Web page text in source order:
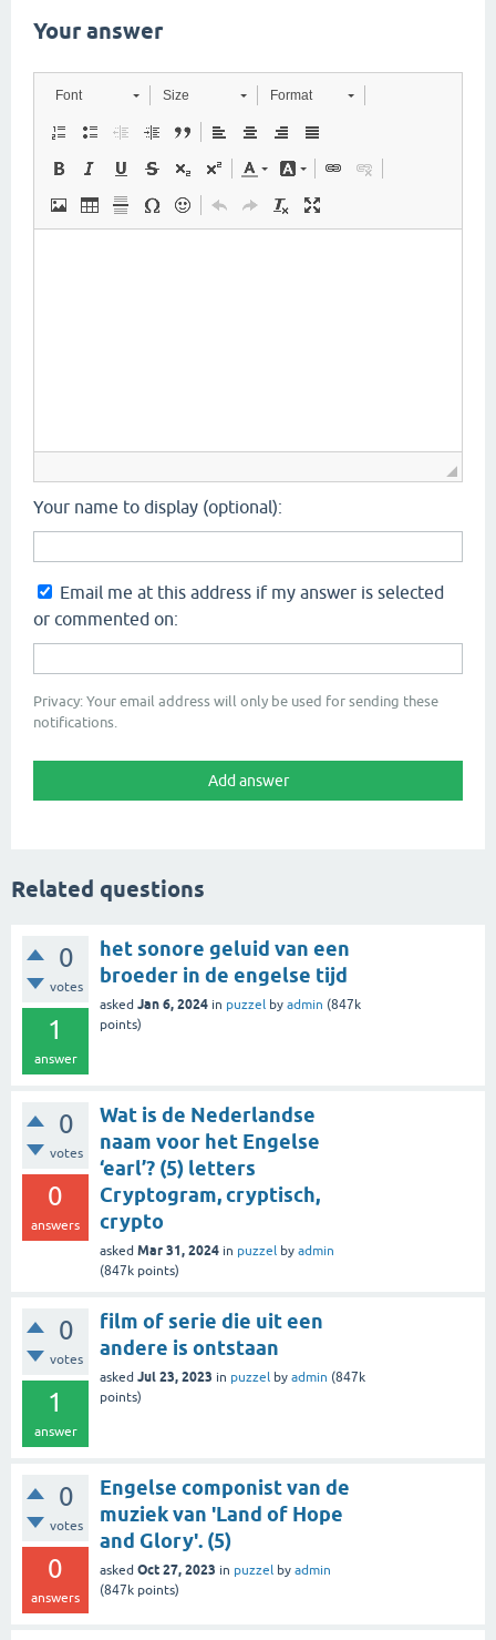
Your answer
Font Size Format
Your name to display (optional):
Email me at this address if my answer is selected
or commented on:
Privacy: Your email address will only be used for sending these
notifications.
Related questions
0
votes
1
answer
het sonore geluid van een
broeder in de engelse tijd
asked Jan 6, 2024 in puzzel by admin (847k
points)
0
votes
0
answers
Wat is de Nederlandse
naam voor het Engelse
‘earl’? (5) letters
Cryptogram, cryptisch,
crypto
asked Mar 31, 2024 in puzzel by admin
(847k points)
0
votes
1
answer
film of serie die uit een
andere is ontstaan
asked Jul 23, 2023 in puzzel by admin (847k
points)
0
votes
0
answers
Engelse componist van de
muziek van 'Land of Hope
and Glory'. (5)
asked Oct 27, 2023 in puzzel by admin
(847k points)